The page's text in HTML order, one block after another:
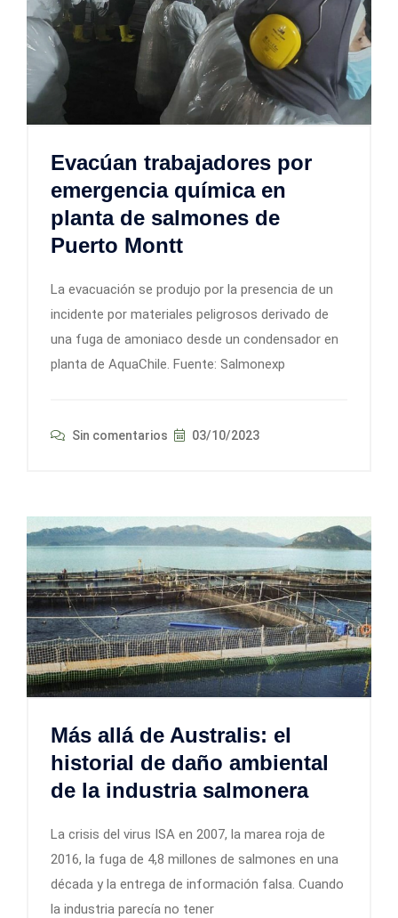
Evacúan trabajadores por
emergencia química en
planta de salmones de
Puerto Montt
La evacuación se produjo por la presencia de un
incidente por materiales peligrosos derivado de
una fuga de amoniaco desde un condensador en
planta de AquaChile. Fuente: Salmonexp
Sin comentarios 03/10/2023
Más allá de Australis: el
historial de daño ambiental
de la industria salmonera
La crisis del virus ISA en 2007, la marea roja de
2016, la fuga de 4,8 millones de salmones en una
década y la entrega de información falsa. Cuando
la industria parecía no tener